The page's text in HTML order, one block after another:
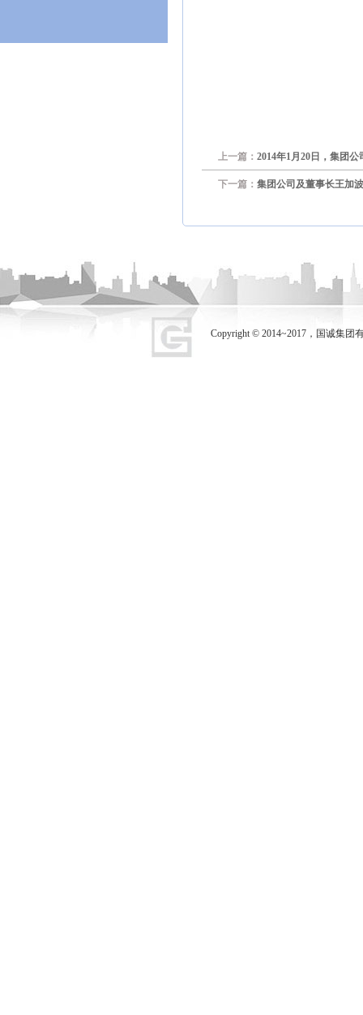
上一篇： 2014年1月20日，集团
下一篇： 集团公司及董事长王加
Copyright © 2014~2017，国诚集团